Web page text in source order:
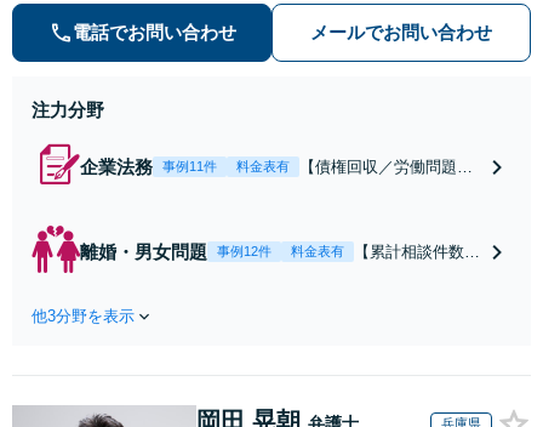
解決まで弁護士本人が一貫してスピ
ーディーに対応いたします。 ◆累計
電話でお問い合わせ メールでお問い合わせ
注力分野
企業法務 事例11件 料金表有
【債権回収／労働問題／
のトラブル・会社内のト
ラブルなど、事後の解決
対応OK】
離婚・男女問題 事例12件 料金表有
【累計相談件数20
ダーメイドの解決
様の話を丁寧にう
他3分野を表示
岡田 晃朝 弁護士 兵庫県